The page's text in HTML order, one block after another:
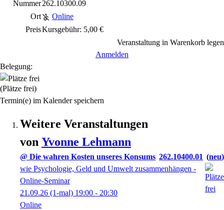
Nummer262.10300.09
Ort
Online
PreisKursgebühr: 5,00 €
Veranstaltung in Warenkorb legen
Anmelden
Belegung:
(Plätze frei)
Termin(e) im Kalender speichern
Weitere Veranstaltungen
von Yvonne Lehmann
@ Die wahren Kosten unseres Konsums 262.10400.01
neu
wie Psychologie, Geld und Umwelt zusammenhängen -
Online-Seminar
21.09.26 (1-mal) 19:00 - 20:30
Online